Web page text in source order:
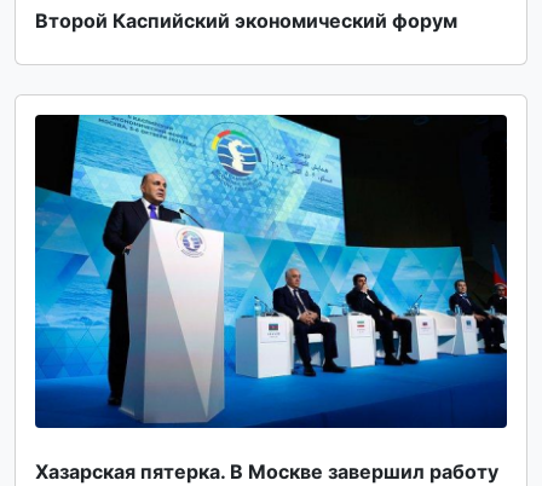
Второй Каспийский экономический форум
Хазарская пятерка. В Москве завершил работу